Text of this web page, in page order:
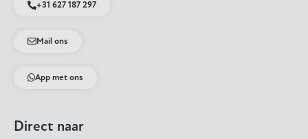
+31 627 187 297
Mail ons
App met ons
Direct naar